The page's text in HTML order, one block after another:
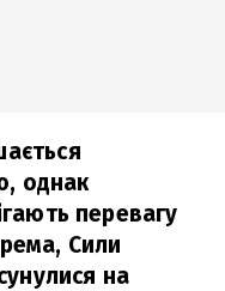
однак
перевагу
Сили
на